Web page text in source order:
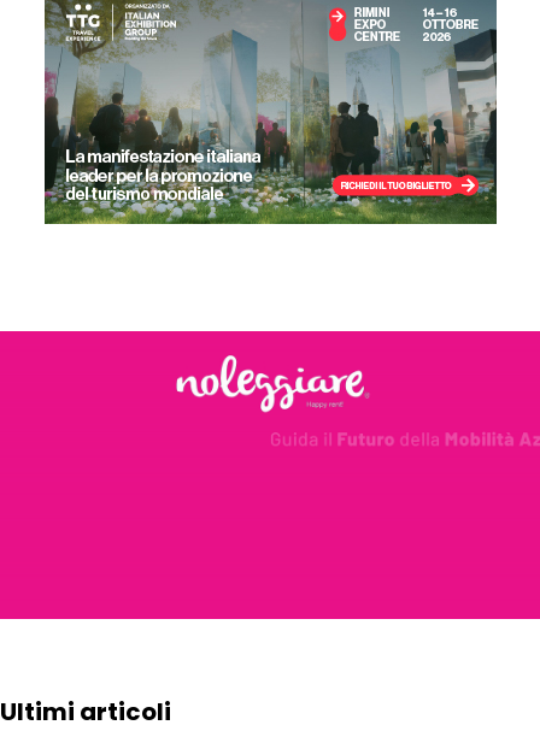
Ultimi articoli